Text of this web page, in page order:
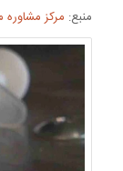
منبع: مرکز مشاوره